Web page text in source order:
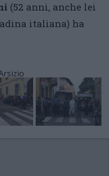
(52 anni, anche lei
italiana) ha